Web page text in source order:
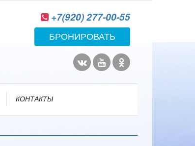
+7(920) 277-00-55
БРОНИРОВАТЬ
КОНТАКТЫ